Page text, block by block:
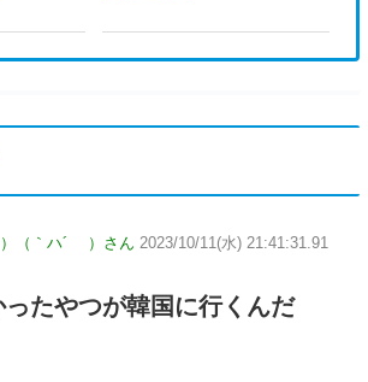
）（｀ハ´ ）さん 2023/10/11(水) 21:41:31.91
ったやつが韓国に行くんだ